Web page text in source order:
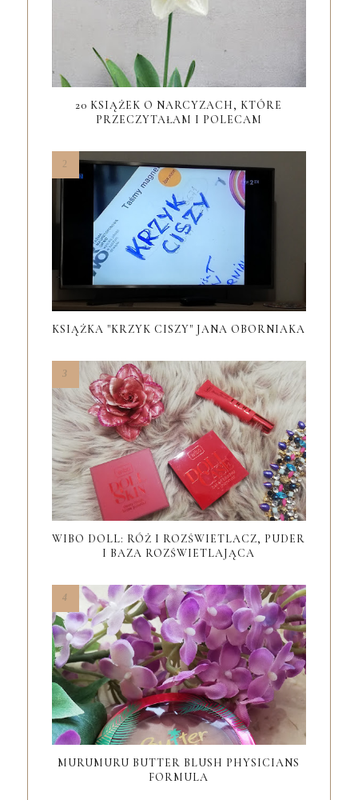
20 KSIĄŻEK O NARCYZACH, KTÓRE
PRZECZYTAŁAM I POLECAM
KSIĄŻKA "KRZYK CISZY" JANA OBORNIAKA
WIBO DOLL: RÓŻ I ROZŚWIETLACZ, PUDER
I BAZA ROZŚWIETLAJĄCA
MURUMURU BUTTER BLUSH PHYSICIANS
FORMULA